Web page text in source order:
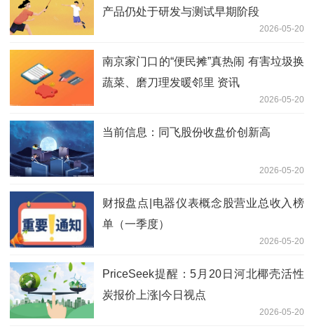
产品仍处于研发与测试早期阶段
2026-05-20
南京家门口的“便民摊”真热闹 有害垃圾换
蔬菜、磨刀理发暖邻里 资讯
2026-05-20
当前信息：同飞股份收盘价创新高
2026-05-20
财报盘点|电器仪表概念股营业总收入榜
单（一季度）
2026-05-20
PriceSeek提醒：5月20日河北椰壳活性
炭报价上涨|今日视点
2026-05-20